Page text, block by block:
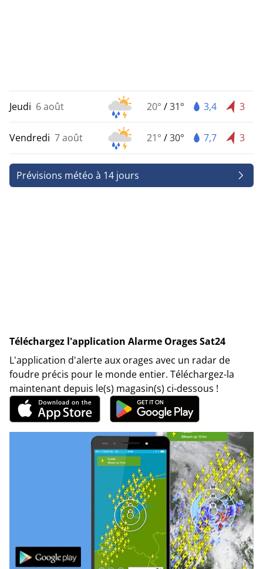
Jeudi 6 août 20° /31° 3,4 3
Vendredi 7 août 21° /30° 7,7 3
Prévisions météo à 14 jours
Téléchargez l'application Alarme Orages Sat24
L'application d'alerte aux orages avec un radar de
foudre précis pour le monde entier. Téléchargez-la
maintenant depuis le(s) magasin(s) ci-dessous !